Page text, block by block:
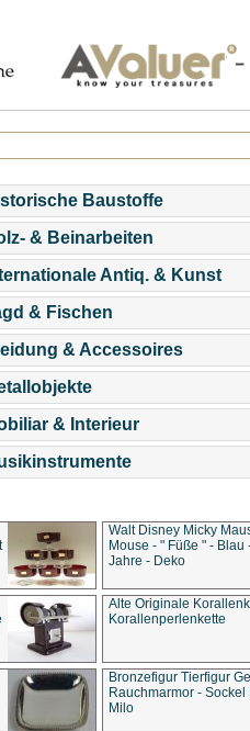
Baustoffe
& Beinarbeiten
Antiq. & Kunst
& Fischen
& Accessoires
& Interieur
Walt Disney Micky
Mouse - " Füße " - Blau
Jahre - Deko
Alte Originale
Korallenperlenkette
Bronzefigur Tierfigur
Rauchmarmor - Sockel
Milo